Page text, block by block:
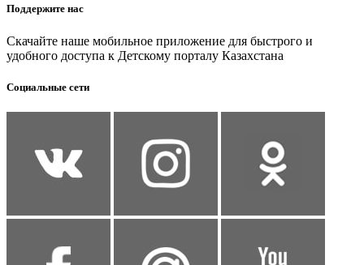
Поддержите нас
Скачайте наше мобильное приложение для быстрого и
удобного доступа к Детскому порталу Казахстана
Социальные сети